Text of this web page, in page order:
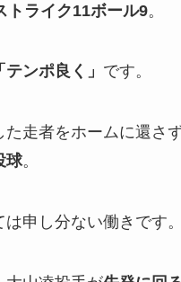
トライク11ボール9。
テンポ良く 」 です。
た走者をホームに還さ
球。
申し分ない働きです。